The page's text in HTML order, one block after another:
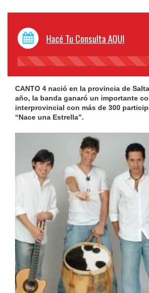
Hacé Tu Consulta AQUI
45%
CANTO 4 nació en la provincia de
año, la banda ganaró un importante
interprovincial con más de 300
“Nace una Estrella”.